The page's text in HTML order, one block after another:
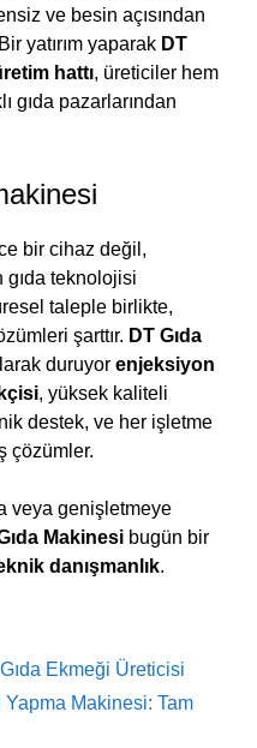
ve besin açısından
yatırım yaparak DT
hattı, üreticiler hem
gıda pazarlarından
bir cihaz değil,
teknolojisi
taleple birlikte,
şarttır. DT Gıda
duruyor enjeksiyon
, yüksek kaliteli
destek, ve her işletme
çözümler.
veya genişletmeye
Makinesi bugün bir
danışmanlık.
Ekmeği Üreticisi
Yapma Makinesi: Tam